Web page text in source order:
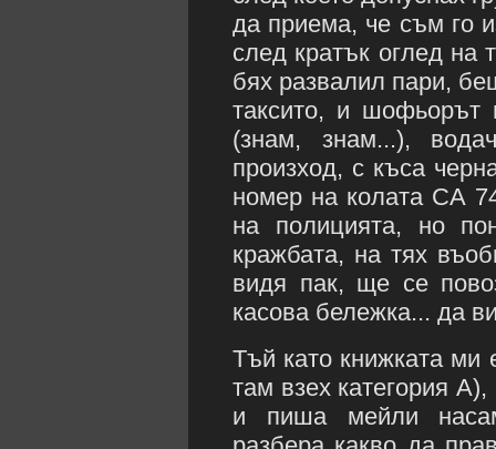
да приема, че съм го
след кратък оглед на
бях развалил пари,
таксито, и шофьорът
(знам, знам...),
произход, с къса
номер на колата СА
на полицията, но
кражбата, на тях
видя пак, ще се
касова бележка... да
Тъй като книжката ми
там взех категория
и пиша мейли